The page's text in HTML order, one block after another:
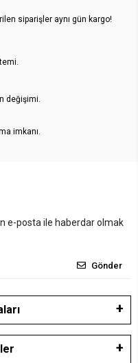
siparişler aynı gün kargo!
değişimi.
imkanı.
e-posta ile haberdar olmak
Gönder